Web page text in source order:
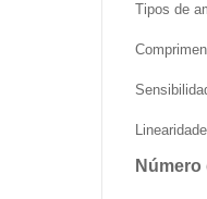
Tipos de
Número